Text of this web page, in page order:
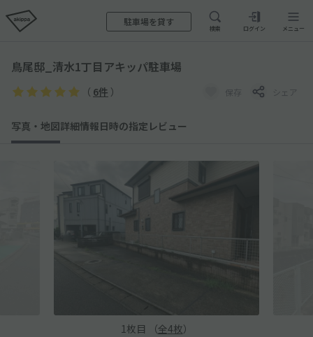
駐車場を貸す
検索 ログイン メニュー
鳥尾邸_清水1丁目アキッパ駐車場
（ 6件 ） 保存 シェア
写真・地図詳細情報日時の指定 レビュー
1枚目 （全4枚）